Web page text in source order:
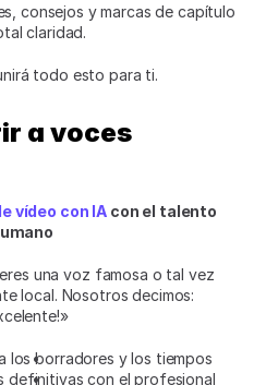
consejos y marcas de capítulo
claridad.
todo esto para ti.
a voces
vídeo con IA con el talento
una voz famosa o tal vez
local. Nosotros decimos:
los borradores y los tiempos
definitivas con el profesional